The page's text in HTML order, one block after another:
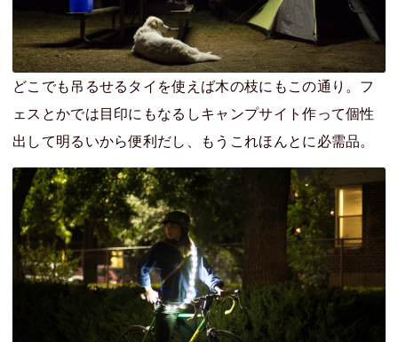
どこでも吊るせるタイを使えば木の枝にもこの通り。フ
ェスとかでは目印にもなるしキャンプサイト作って個性
出して明るいから便利だし、もうこれほんとに必需品。